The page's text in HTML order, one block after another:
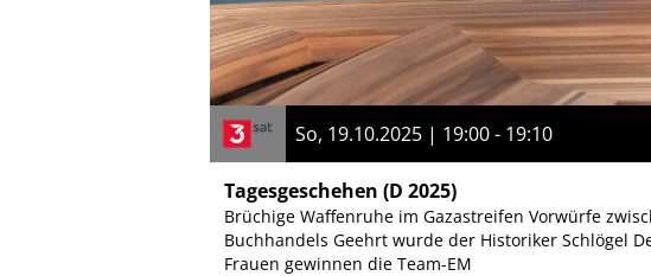
So, 19.10.2025 | 19:00 - 19:10
Tagesgeschehen (D 2025)
Brüchige Waffenruhe im Gazastreifen Vorwürfe
Buchhandels Geehrt wurde der Historiker Schlögel
Frauen gewinnen die Team-EM